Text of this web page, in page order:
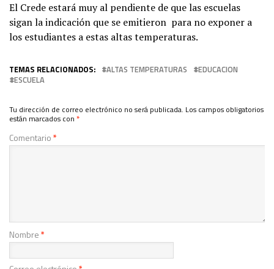
El Crede estará muy al pendiente de que las escuelas
sigan la indicación que se emitieron para no exponer a
los estudiantes a estas altas temperaturas.
TEMAS RELACIONADOS: ALTAS TEMPERATURAS
EDUCACION
ESCUELA
Tu dirección de correo electrónico no será publicada. Los campos obligatorios
están marcados con *
Comentario*
Nombre*